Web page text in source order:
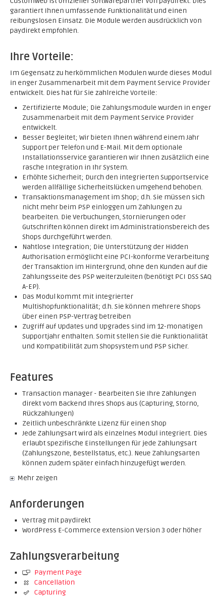
garantiert Ihnen umfassende Funktionalität und einen
reibungslosen Einsatz. Die Module werden ausdrücklich von
paydirekt empfohlen.
Ihre Vorteile:
Im Gegensatz zu herkömmlichen Modulen wurde dieses Modul
in enger Zusammenarbeit mit dem Payment Service Provider
entwickelt. Dies hat für Sie zahlreiche Vorteile:
Zertifizierte Module; Die Zahlungsmodule wurden in enger
Zusammenarbeit mit dem Payment Service Provider
entwickelt.
Besser Begleitet; Wir bieten Ihnen während einem Jahr
Support per Telefon und E-Mail. Mit dem optionale
Installationsservice garantieren wir Ihnen zusätzlich eine
rasche Integration in Ihr System.
Erhöhte Sicherheit; Durch den integrierten Supportservice
werden allfällige Sicherheitslücken umgehend behoben.
Transaktionsmanagement im Shop; d.h. Sie müssen sich
nicht mehr beim PSP einloggen um Zahlungen zu
bearbeiten. Die Verbuchungen, Stornierungen oder
Gutschriften können direkt im Administrationsbereich des
Shops durchgeführt werden.
Nahtlose Integration; Die Unterstützung der Hidden
Authorisation ermöglicht eine PCI-konforme Verarbeitung
der Transaktion im Hintergrund, ohne den Kunden auf die
Zahlungsseite des PSP weiterzuleiten (benötigt PCI DSS SAQ
A-EP).
Das Modul kommt mit integrierter
Multishopfunktionalität; d.h. Sie können mehrere Shops
über einen PSP-Vertrag betreiben
Zugriff auf Updates und Upgrades sind im 12-monatigen
Supportjahr enthalten. Somit stellen Sie die Funktionalität
und Kompatibilität zum Shopsystem und PSP sicher.
Features
Transaction manager - Bearbeiten Sie Ihre Zahlungen
direkt vom Backend Ihres Shops aus (Capturing, Storno,
Rückzahlungen)
Zeitlich unbeschränkte Lizenz für einen Shop
Jede Zahlungsart wird als einzelnes Modul integriert. Dies
erlaubt spezifische Einstellungen für jede Zahlungsart
(Zahlungszone, Bestellstatus, etc.). Neue Zahlungsarten
können zudem später einfach hinzugefügt werden.
Mehr zeigen
Anforderungen
Vertrag mit paydirekt
WordPress E-Commerce extension Version 3 oder höher
Zahlungsverarbeitung
Payment Page
Cancellation
Capturing